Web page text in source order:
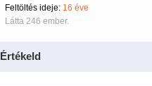
Feltöltés ideje: 16 éve
Látta 246 ember.
Értékeld